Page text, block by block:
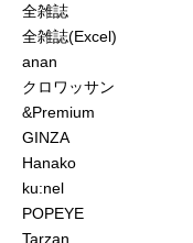
全雑誌
全雑誌(Excel)
anan
クロワッサン
&Premium
GINZA
Hanako
ku:nel
POPEYE
Tarzan